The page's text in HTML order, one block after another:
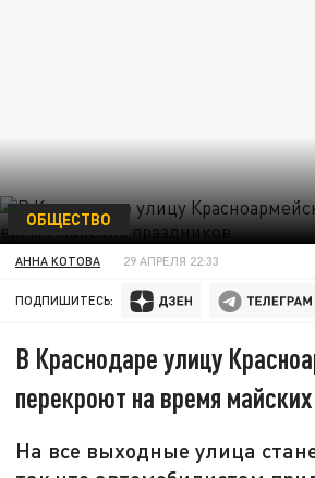
ОБЩЕСТВО
АННА КОТОВА 29 АПРЕЛЯ 22:33
ПОДПИШИТЕСЬ:
В Краснодаре улицу
перекроют на время
На все выходные улица